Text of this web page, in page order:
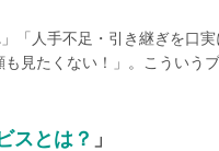
」「人手不足・引き継ぎを口
も見たくない！」。こういう
スとは？ 」